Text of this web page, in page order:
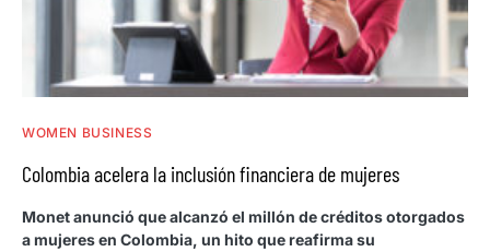
WOMEN BUSINESS
Colombia acelera la inclusión financiera de mujeres
Monet anunció que alcanzó el millón de créditos otorgados
a mujeres en Colombia, un hito que reafirma su